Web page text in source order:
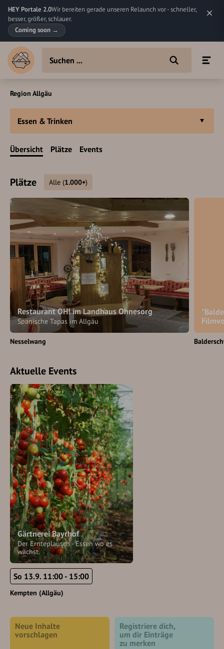
HEY Portale 2.0Wir bereiten gerade unseren Relaunch vor - schneller,
besser, größer, schlauer.
Coming soon →
Region Allgäu
Essen & Trinken
Übersicht Plätze Events
Plätze Alle (1.000+)
Restaurant OH! im Landhaus Ohnesorg
Spanische Tapas im Allgäu
Nesselwang
Aktuelle Events
Gärtnerei Bayrhof
Der Ernteplausch - Essen wo es
wächst.
So 13.9. 11:00 - 15:00
Kempten (Allgäu)
Neue Inhalte
vorschlagen
Registriere dich,
um dir Einträge
zu merken